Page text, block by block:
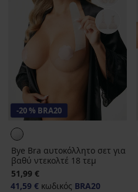
-20 % BRA20
Bye Bra αυτοκόλλητο σετ για
βαθύ ντεκολτέ 18 τεμ
51,99 €
41,59 € κωδικός BRA20